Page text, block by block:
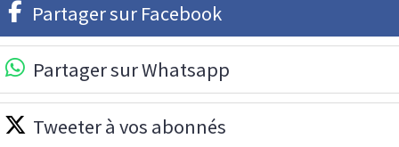
Partager sur Facebook
Partager sur Whatsapp
Tweeter à vos abonnés